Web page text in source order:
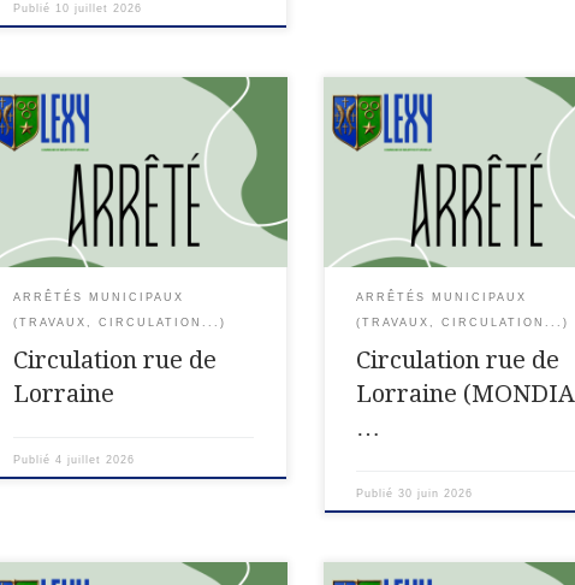
Publié 10 juillet 2026
Département de Meurthe-et-
Moselle Commune de LEXY ARRETE
Circulation rue de Lorraine
(MONDIAL 2026 de Football) Le
Maire de la Commune de LEXY Vu
le Code des Communes Vu le Code
[…]
ARRÊTÉS MUNICIPAUX
(TRAVAUX, CIRCULATION...)
Circulation rue de
Lorraine
Publié4 juillet 2026
Département de Meurthe-et-
Moselle Commune de LEXY
Circulation rue de Lorraine
(MONDIAL 2026 de Football) Le
Maire de la Commune de LEXY
le Code des Communes Vu le
[…]
ARRÊTÉS MUNICIPAUX
(TRAVAUX, CIRCULATION...)
Circulation rue de
Lorraine
…
Publié30 juin 2026